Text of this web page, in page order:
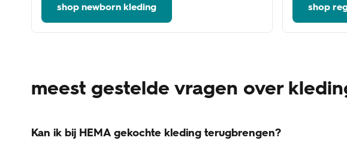
shop newborn kleding shop
meest gestelde vragen over
Kan ik bij HEMA gekochte kleding terugbrengen?